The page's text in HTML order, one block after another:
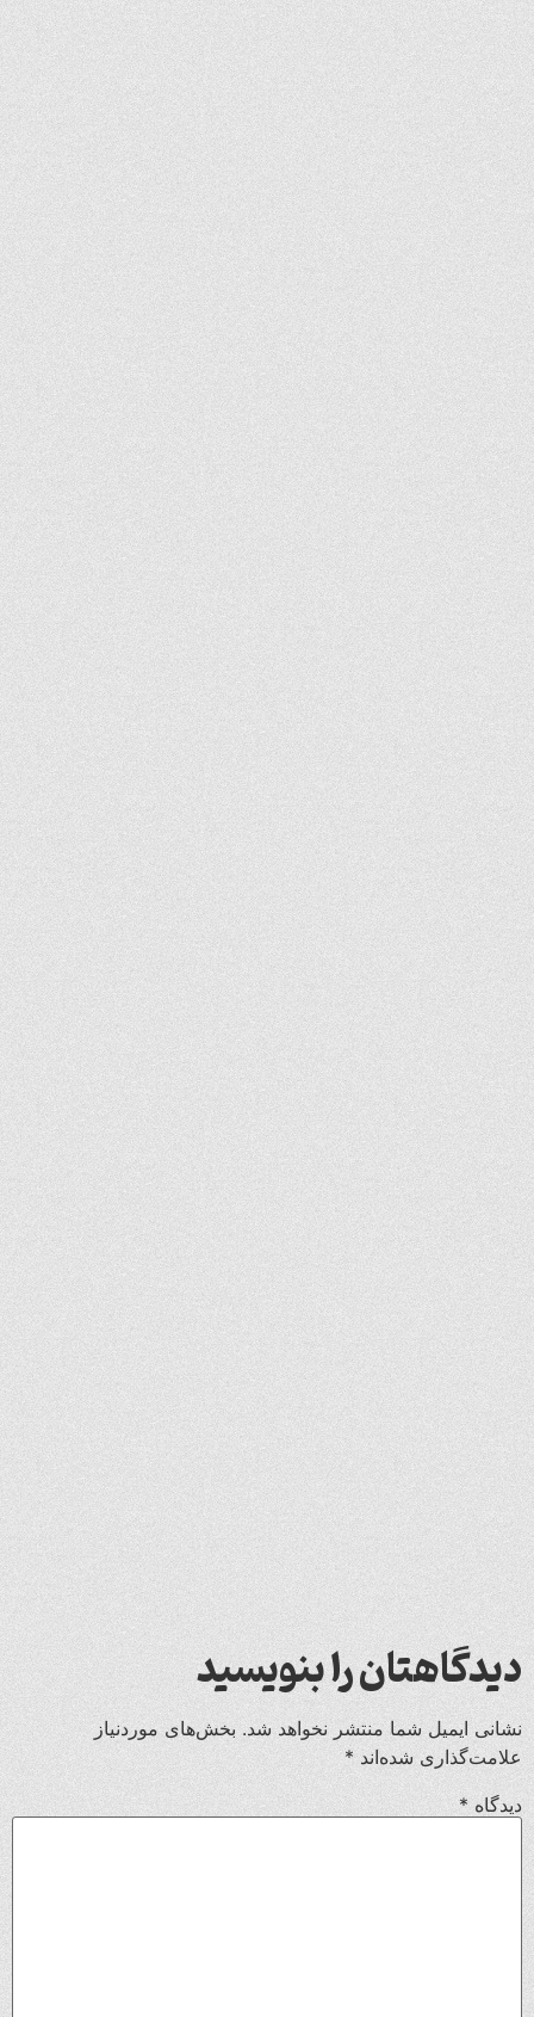
دیدگاهتان را بنویسید
نشانی ایمیل شما منتشر نخواهد شد. بخش‌های موردنیاز
علامت‌گذاری شده‌اند*
دیدگاه *